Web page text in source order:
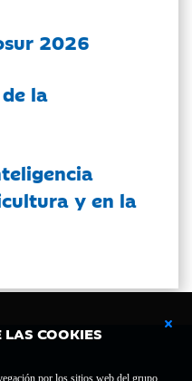
COOKIES
por los sitios web del grupo
2026
la
y en la